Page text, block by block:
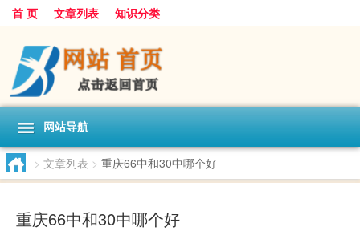
首 页 文章列表 知识分类
网站导航
> 文章列表 > 重庆66中和30中哪个好
重庆66中和30中哪个好